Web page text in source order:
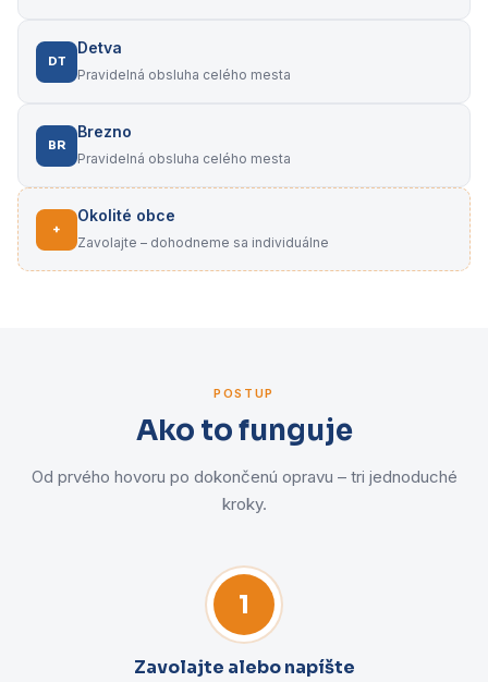
DT
Detva
Pravidelná obsluha celého mesta
BR
Brezno
Pravidelná obsluha celého mesta
+
Okolité obce
Zavolajte – dohodneme sa individuálne
POSTUP
Ako to funguje
Od prvého hovoru po dokončenú opravu – tri jednoduché
kroky.
1
Zavolajte alebo napíšte